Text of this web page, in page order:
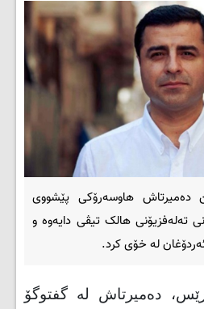
دەمیرتاش هاوسەرۆکی پێشووی
تەلەفزیۆنی هالک تیڤی دایەوە و
لە خۆی کرد.
دەمیرتاش لە گفتوگۆ